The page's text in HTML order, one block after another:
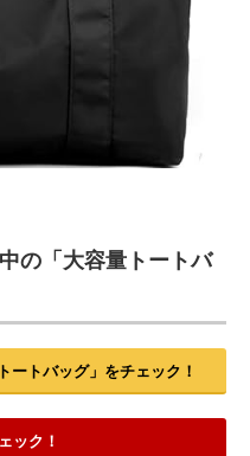
の「大容量トートバ
トバッグ」をチェック！
ック！